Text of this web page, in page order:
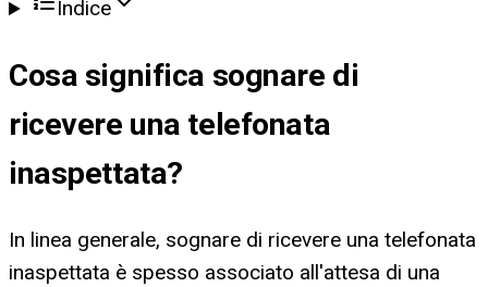
Indice
Cosa significa sognare di
ricevere una telefonata
inaspettata?
In linea generale, sognare di ricevere una telefonata
inaspettata è spesso associato all'attesa di una